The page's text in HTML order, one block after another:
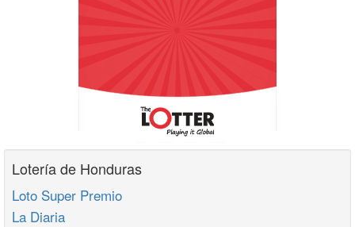
Lotería de Honduras
Loto Super Premio
La Diaria